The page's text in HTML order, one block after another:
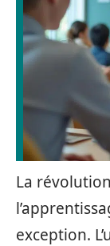
La
exception.